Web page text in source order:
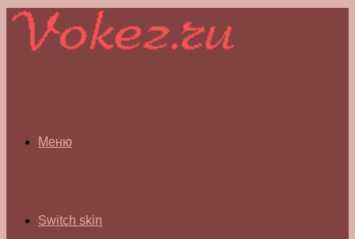
Меню
Switch skin